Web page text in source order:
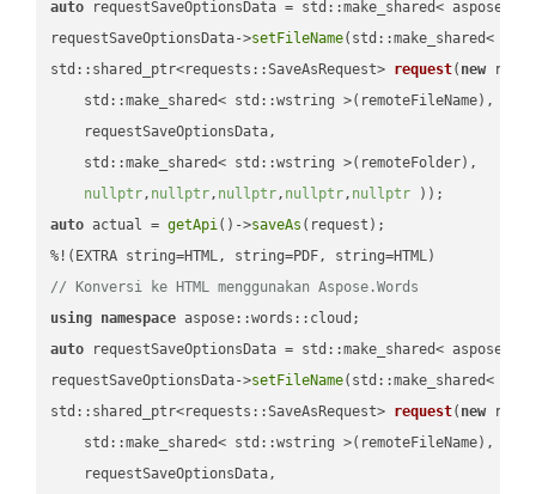
auto requestSaveOptionsData = std::make_shared<
requestSaveOptionsData->setFileName(std::make_shared<
std::shared_ptr<requests::SaveAsRequest> request( new
    std::make_shared< std::wstring >(remoteFileName),
    requestSaveOptionsData,
    std::make_shared< std::wstring >(remoteFolder),
nullptr, nullptr, nullptr, nullptr, nullptr ))
auto actual = getApi()->saveAs (request);
// Konversi ke HTML menggunakan Aspose.Words
using namespace
auto requestSaveOptionsData = std::make_shared<
requestSaveOptionsData->setFileName(std::make_shared<
std::shared_ptr<requests::SaveAsRequest> request( new
    std::make_shared< std::wstring >(remoteFileName),
    requestSaveOptionsData,